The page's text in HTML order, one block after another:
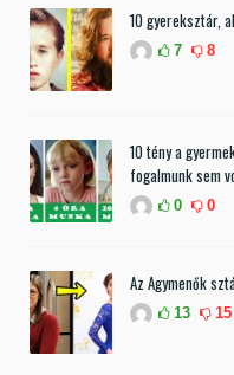
10 gyereksztár,
7 8
10 tény a
fogalmunk sem
0 0
Az Agymenők
13 15